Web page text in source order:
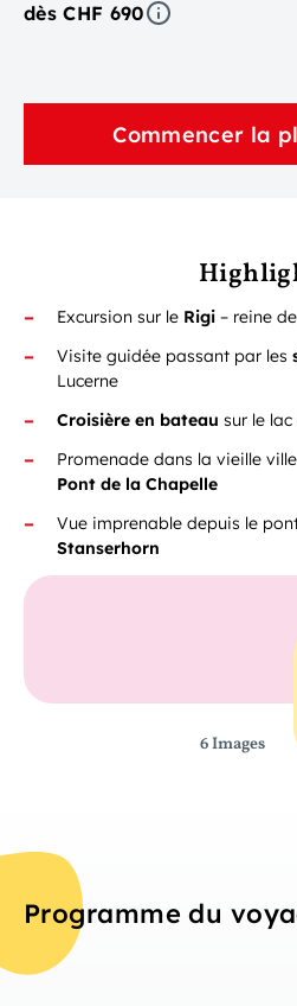
dès CHF 690
Commencer la
Excursion sur le Rigi – reine
Visite guidée passant par les
Lucerne
Croisière en bateau sur le
Promenade dans la vieille
Pont de la Chapelle
Vue imprenable depuis le
Stanserhorn
6 Images
Programme du